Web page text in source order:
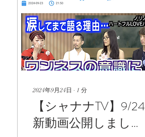
2024年9月24日 ∙ 1 分
【シャナナTV】9/24
新動画公開しまし